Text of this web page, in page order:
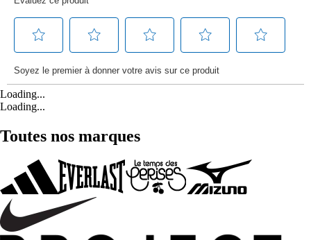
Loading...
Loading...
Toutes nos marques